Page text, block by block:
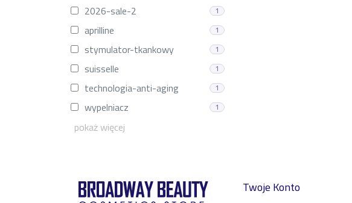
2026-sale-2 1
aprilline 1
stymulator-tkankowy 1
suisselle 1
technologia-anti-aging 1
wypelniacz 1
pokaż więcej
Twoje Konto